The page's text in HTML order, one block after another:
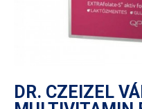
DR. CZEIZEL